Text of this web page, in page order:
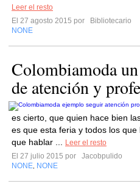
Leer el resto
El 27 agosto 2015 por
Bibliotecario
NONE
Colombiamoda
de atención y
es cierto, que quien hace bien
es que esta feria y todos los
que hablar ...
Leer el resto
El 27 julio 2015 por
Jacobpulido
NONE NONE